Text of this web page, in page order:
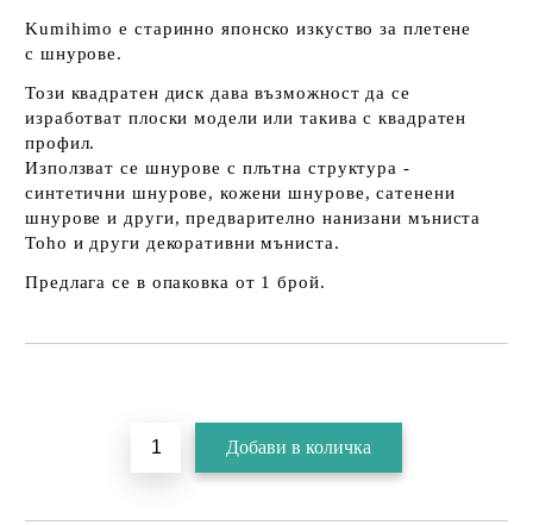
Kumihimo е старинно японско изкуство за плетене
с шнурове.
Този квадратен диск дава възможност да се
изработват плоски модели или такива с квадратен
профил.
Използват се шнурове с плътна структура -
синтетични шнурове, кожени шнурове, сатенени
шнурове и други, предварително нанизани мъниста
Toho и други декоративни мъниста.
Предлага се в опаковка от 1 брой.